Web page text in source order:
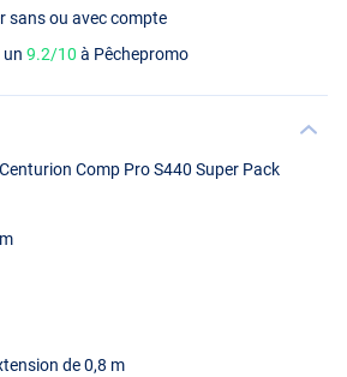
sans ou avec compte
un9.2/10 à Pêchepromo
Comp Pro S440 Super Pack
de 0,8 m